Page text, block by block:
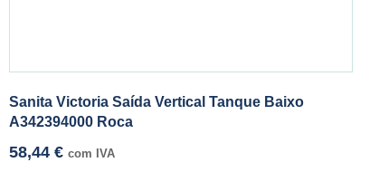
Sanita Victoria Saída Vertical Tanque Baixo
A342394000 Roca
58,44 € com IVA